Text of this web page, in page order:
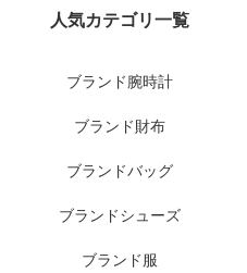
人気カテゴリ一覧
ブランド腕時計
ブランド財布
ブランドバッグ
ブランドシューズ
ブランド服